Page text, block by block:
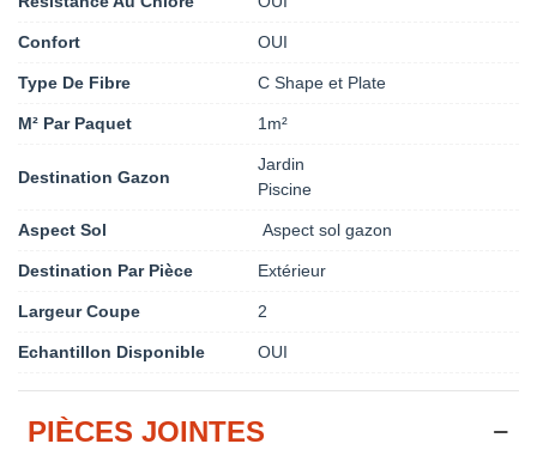
Confort OUI
Type De Fibre C Shape et Plate
M² Par Paquet 1m²
Destination Gazon
Jardin
Piscine
Aspect Sol Aspect sol gazon
Destination Par Pièce Extérieur
Largeur Coupe 2
Echantillon Disponible OUI
PIÈCES JOINTES